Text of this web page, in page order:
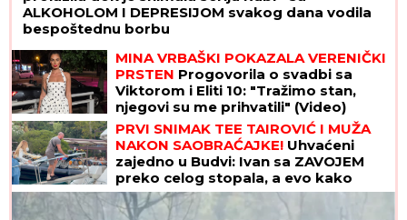
ALKOHOLOM I DEPRESIJOM svakog dana vodila
bespoštednu borbu
MINA VRBAŠKI POKAZALA VERENIČKI
PRSTEN Progovorila o svadbi sa
Viktorom i Eliti 10: "Tražimo stan,
njegovi su me prihvatili" (Video)
PRVI SNIMAK TEE TAIROVIĆ I MUŽA
NAKON SAOBRAĆAJKE! Uhvaćeni
zajedno u Budvi: Ivan sa ZAVOJEM
preko celog stopala, a evo kako
pevačica izgleda nakon udesa u
Crnoj Gori